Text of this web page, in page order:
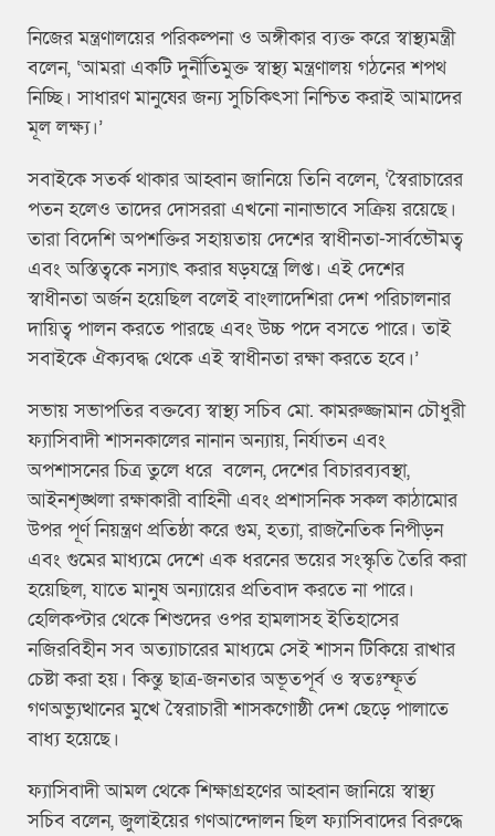
নিজের মন্ত্রণালয়ের পরিকল্পনা ও অঙ্গীকার ব্যক্ত করে স্বাস্থ্যমন্ত্রী
বলেন, ‘আমরা একটি দুর্নীতিমুক্ত স্বাস্থ্য মন্ত্রণালয় গঠনের শপথ
নিচ্ছি। সাধারণ মানুষের জন্য সুচিকিৎসা নিশ্চিত করাই আমাদের
মূল লক্ষ্য।’
সবাইকে সতর্ক থাকার আহ্বান জানিয়ে তিনি বলেন, ‘স্বৈরাচারের
পতন হলেও তাদের দোসররা এখনো নানাভাবে সক্রিয় রয়েছে।
তারা বিদেশি অপশক্তির সহায়তায় দেশের স্বাধীনতা-সার্বভৌমত্ব
এবং অস্তিত্বকে নস্যাৎ করার ষড়যন্ত্রে লিপ্ত। এই দেশের
স্বাধীনতা অর্জন হয়েছিল বলেই বাংলাদেশিরা দেশ পরিচালনার
দায়িত্ব পালন করতে পারছে এবং উচ্চ পদে বসতে পারে। তাই
সবাইকে ঐক্যবদ্ধ থেকে এই স্বাধীনতা রক্ষা করতে হবে।’
সভায় সভাপতির বক্তব্যে স্বাস্থ্য সচিব মো. কামরুজ্জামান চৌধুরী
ফ্যাসিবাদী শাসনকালের নানান অন্যায়, নির্যাতন এবং
অপশাসনের চিত্র তুলে ধরে বলেন, দেশের বিচারব্যবস্থা,
আইনশৃঙ্খলা রক্ষাকারী বাহিনী এবং প্রশাসনিক সকল কাঠামোর
উপর পূর্ণ নিয়ন্ত্রণ প্রতিষ্ঠা করে গুম, হত্যা, রাজনৈতিক নিপীড়ন
এবং গুমের মাধ্যমে দেশে এক ধরনের ভয়ের সংস্কৃতি তৈরি করা
হয়েছিল, যাতে মানুষ অন্যায়ের প্রতিবাদ করতে না পারে।
হেলিকপ্টার থেকে শিশুদের ওপর হামলাসহ ইতিহাসের
নজিরবিহীন সব অত্যাচারের মাধ্যমে সেই শাসন টিকিয়ে রাখার
চেষ্টা করা হয়। কিন্তু ছাত্র-জনতার অভূতপূর্ব ও স্বতঃস্ফূর্ত
গণঅভ্যুত্থানের মুখে স্বৈরাচারী শাসকগোষ্ঠী দেশ ছেড়ে পালাতে
বাধ্য হয়েছে।
ফ্যাসিবাদী আমল থেকে শিক্ষাগ্রহণের আহ্বান জানিয়ে স্বাস্থ্য
সচিব বলেন, জুলাইয়ের গণআন্দোলন ছিল ফ্যাসিবাদের বিরুদ্ধে